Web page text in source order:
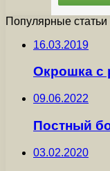
Популярные статьи
16.03.2019
Окрошка с
09.06.2022
Постный
03.02.2020